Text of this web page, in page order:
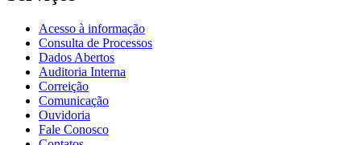
Acesso à informação
Consulta de Processos
Dados Abertos
Auditoria Interna
Correição
Comunicação
Ouvidoria
Fale Conosco